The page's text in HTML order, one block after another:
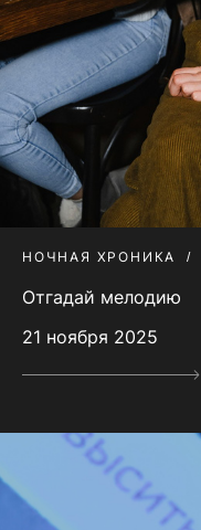
НОЧНАЯ ХРОНИКА
Отгадай мелодию
21 ноября 2025